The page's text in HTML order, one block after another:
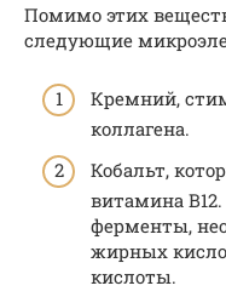
Помимо этих
следующие
Кремний,
коллагена.
Кобальт,
витамина
ферменты,
жирных
кислоты.